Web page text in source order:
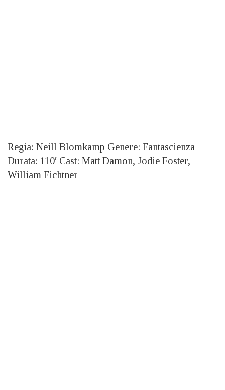
Regia: Neill Blomkamp Genere: Fantascienza
Durata: 110′ Cast: Matt Damon, Jodie Foster,
William Fichtner